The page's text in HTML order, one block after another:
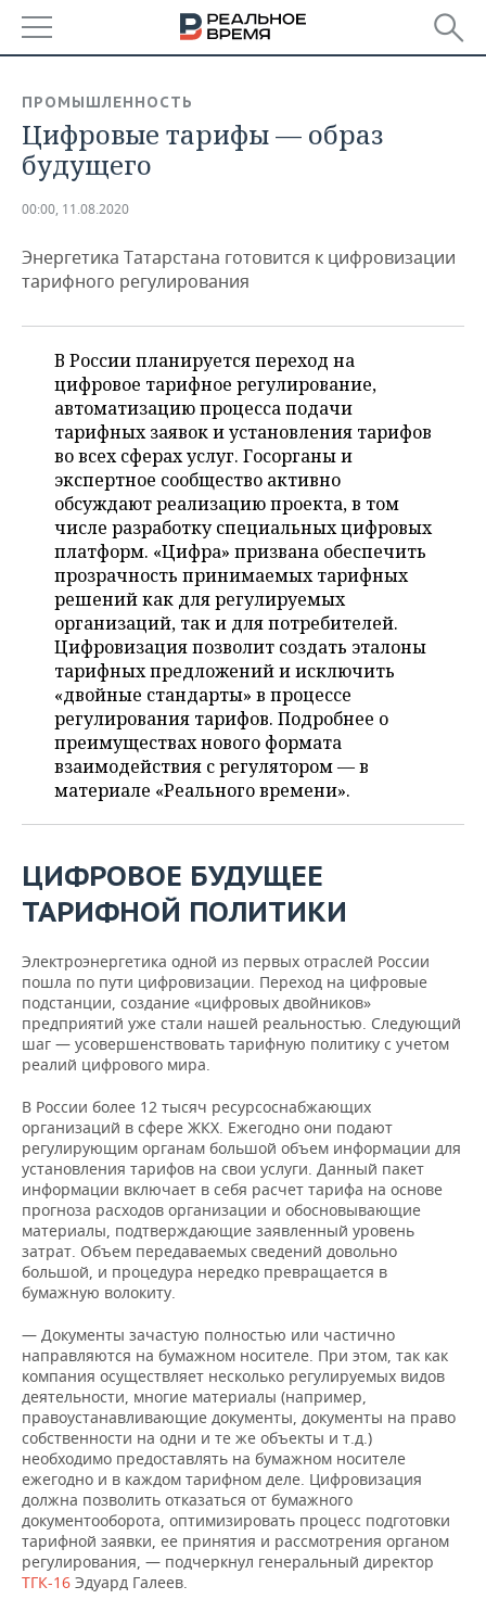
БАШКОРТОСТАН
ТАТАРСТАН
НОВОСТИ
АНАЛИТИКА
ДЕКЛАРАЦИИ О ДОХОДАХ
КОРОЛИ ГОСЗАКАЗА ПФО
ВУЗЫ ТАТАРСТАНА
КОМУ ПРИНАДЛЕЖАТ
ТОРГОВЫЕ ЦЕНТРЫ
ТАТАРСТАНА
НОВОСТИ ЭКОНОМИКИ
ФИНАНСЫ
БАНКИ
БЮДЖЕТ
ИНВЕСТИЦИИ
ПРОМЫШЛЕННОСТЬ
НОВОСТИ
АГРОПРОМ
МАШИНОСТРОЕНИЕ
НЕФТЕХИМИЯ
НЕФТЬ
ОПК
ЭНЕРГЕТИКА
НЕДВИЖИМОСТЬ
НОВОСТИ НЕДВИЖИМОСТИ
АВТО
НОВОСТИ АВТО
БИЗНЕС
НОВОСТИ БИЗНЕСА
РОЗНИЧНАЯ ТОРГОВЛЯ
ТРАНСПОРТ
УСЛУГИ
ТЕХНОЛОГИИ
НОВОСТИ ТЕХНОЛОГИЙ
МЕДИА
ТЕЛЕКОММУНИКАЦИИ
МЕРОПРИЯТИЯ
НОВОСТИ МЕРОПРИЯТИЙ
ВЫЕЗДНАЯ РЕДАКЦИЯ
БИЗНЕС-БРАНЧИ
ONLINE-КОНФЕРЕНЦИИ
ОТКРЫТАЯ ЛЕКЦИЯ
СПОРТ
НОВОСТИ СПОРТА
ФУТБОЛ
ХОККЕЙ
БАСКЕТБОЛ
ВОЛЕЙБОЛ
КИБЕРСПОРТ
ФИГУРНОЕ КАТАНИЕ
ВОДНЫЕ ВИДЫ СПОРТА
ХОККЕЙ С МЯЧОМ
ОБЩЕСТВО
НОВОСТИ ОБЩЕСТВА
ВЛАСТЬ
ИНФРАСТРУКТУРА
ИСТОРИЯ
КУЛЬТУРА
МЕДИЦИНА
ОБРАЗОВАНИЕ
ПРОИСШЕСТВИЯ
ФОТОГАЛЕРЕЯ
СЮЖЕТЫ
СПРАВОЧНИК
СПИСОК ПЕРСОН
СПИСОК КОМПАНИЙ
ПОЛНАЯ ВЕРСИЯ
ПРОМЫШЛЕННОСТЬ
Цифровые тарифы — образ
будущего
00:00, 11.08.2020
Энергетика Татарстана готовится к цифровизации
тарифного регулирования
В России планируется переход на
цифровое тарифное регулирование,
автоматизацию процесса подачи
тарифных заявок и установления тарифов
во всех сферах услуг. Госорганы и
экспертное сообщество активно
обсуждают реализацию проекта, в том
числе разработку специальных цифровых
платформ. «Цифра» призвана обеспечить
прозрачность принимаемых тарифных
решений как для регулируемых
организаций, так и для потребителей.
Цифровизация позволит создать эталоны
тарифных предложений и исключить
«двойные стандарты» в процессе
регулирования тарифов. Подробнее о
преимуществах нового формата
взаимодействия с регулятором — в
материале «Реального времени».
ЦИФРОВОЕ БУДУЩЕЕ
ТАРИФНОЙ ПОЛИТИКИ
Электроэнергетика одной из первых отраслей России
пошла по пути цифровизации. Переход на цифровые
подстанции, создание «цифровых двойников»
предприятий уже стали нашей реальностью. Следующий
шаг — усовершенствовать тарифную политику с учетом
реалий цифрового мира.
В России более 12 тысяч ресурсоснабжающих
организаций в сфере ЖКХ. Ежегодно они подают
регулирующим органам большой объем информации для
установления тарифов на свои услуги. Данный пакет
информации включает в себя расчет тарифа на основе
прогноза расходов организации и обосновывающие
материалы, подтверждающие заявленный уровень
затрат. Объем передаваемых сведений довольно
большой, и процедура нередко превращается в
бумажную волокиту.
— Документы зачастую полностью или частично
направляются на бумажном носителе. При этом, так как
компания осуществляет несколько регулируемых видов
деятельности, многие материалы (например,
правоустанавливающие документы, документы на право
собственности на одни и те же объекты и т.д.)
необходимо предоставлять на бумажном носителе
ежегодно и в каждом тарифном деле. Цифровизация
должна позволить отказаться от бумажного
документооборота, оптимизировать процесс подготовки
тарифной заявки, ее принятия и рассмотрения органом
регулирования, — подчеркнул генеральный директор
ТГК-16 Эдуард Галеев.